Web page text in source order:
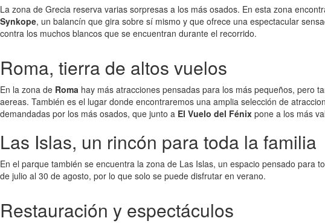
La zona de Grecia reserva varias sorpresas a los más osados. En esta zona
Synkope, un balancín que gira sobre sí mismo y que ofrece una espectacular
contra los muchos blancos que se encuentran durante el recorrido.
Roma, tierra de altos vuelos
En la zona de Roma hay más atracciones pensadas para los más pequeños, pero
aereas. También es el lugar donde encontraremos una amplia selección de
demandadas por los más osados, que junto a El Vuelo del Fénix pone a los más
Las Islas, un rincón para toda la familia
En el parque también se encuentra la zona de Las Islas, un espacio pensado
de julio al 30 de agosto, por lo que solo se puede disfrutar en verano.
Restauración y espectáculos